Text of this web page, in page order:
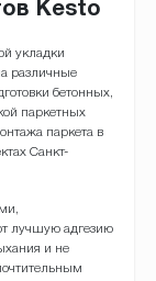
Kesto
укладки
различные
бетонных,
паркетных
паркета в
Санкт-
лучшую адгезию
и не